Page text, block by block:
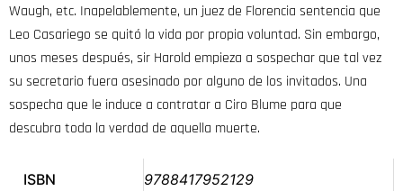
Waugh, etc. Inapelablemente, un juez de Florencia sentencia que
Leo Casariego se quitó la vida por propia voluntad. Sin embargo,
unos meses después, sir Harold empieza a sospechar que tal vez
su secretario fuera asesinado por alguno de los invitados. Una
sospecha que le induce a contratar a Ciro Blume para que
descubra toda la verdad de aquella muerte.
ISBN 9788417952129